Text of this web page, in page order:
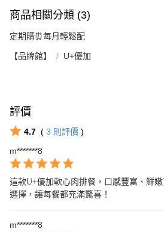
商品相關分類 (3)
定期購⏰每月輕鬆配
【品牌館】 U+優加
評價
4.7 ( 3 則評價 )
m*******8
這款U+優加軟心肉排餐，口感豐富、鮮
選擇，讓每餐都充滿驚喜！
m*******8